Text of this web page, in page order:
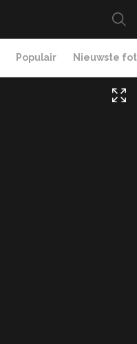
Populair Nieuwste